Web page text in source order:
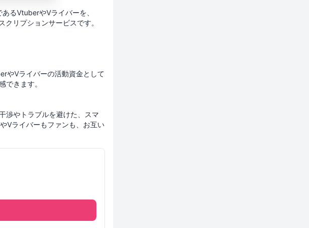
るVtuberやVライバーを、
リプションサービスです。
やVライバーの活動資金として
できます。
渉やトラブルを避けた、スマ
Vライバーもファンも、お互い